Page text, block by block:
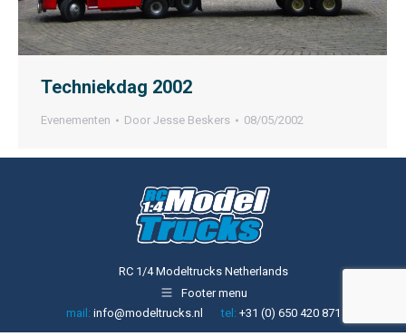
Techniekdag 2002
Evenementen Door Jesse Beskers 08/05/2002
RC 1/4 Modeltrucks Netherlands
Footer menu
mail: info@modeltrucks.nl tel: +31 (0) 650 420 871